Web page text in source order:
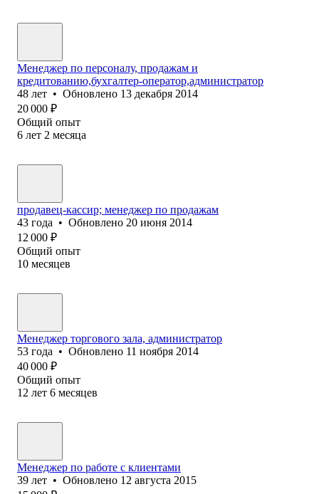
Менеджер по персоналу, продажам и
кредитованию,бухгалтер-оператор,администратор
48 лет • Обновлено 13 декабря 2014
20 000 ₽
Общий опыт
6 лет 2 месяца
продавец-кассир; менеджер по продажам
43 года • Обновлено 20 июня 2014
12 000 ₽
Общий опыт
10 месяцев
Менеджер торгового зала, администратор
53 года • Обновлено 11 ноября 2014
40 000 ₽
Общий опыт
12 лет 6 месяцев
Менеджер по работе с клиентами
39 лет • Обновлено 12 августа 2015